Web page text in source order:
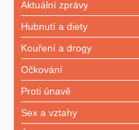
Aktuální zprávy
Hubnutí a diety
Kouření a drogy
Očkování
Proti únavě
Sex a vztahy